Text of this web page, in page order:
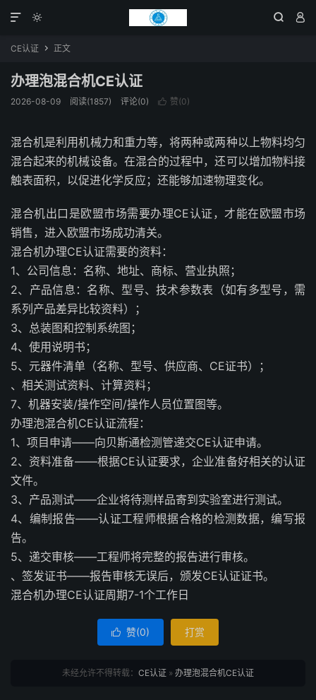
  

CE认证  正文
办理泡混合机CE认证
2026-08-09 阅读(1857) 评论(0)  赞(0)
混合机是利用机械力和重力等，将两种或两种以上物料均匀
混合起来的机械设备。在混合的过程中，还可以增加物料接
触表面积，以促进化学反应；还能够加速物理变化。
混合机出口是欧盟市场需要办理CE认证，才能在欧盟市场
销售，进入欧盟市场成功清关。
混合机办理CE认证需要的资料：
1、公司信息：名称、地址、商标、营业执照；
2、产品信息：名称、型号、技术参数表（如有多型号，需
系列产品差异比较资料）；
3、总装图和控制系统图；
4、使用说明书；
5、元器件清单（名称、型号、供应商、CE证书）；
、相关测试资料、计算资料；
7、机器安装/操作空间/操作人员位置图等。
办理泡混合机CE认证流程：
1、项目申请——向贝斯通检测管递交CE认证申请。
2、资料准备——根据CE认证要求，企业准备好相关的认证
文件。
3、产品测试——企业将待测样品寄到实验室进行测试。
4、编制报告——认证工程师根据合格的检测数据，编写报
告。
5、递交审核——工程师将完整的报告进行审核。
、签发证书——报告审核无误后，颁发CE认证证书。
混合机办理CE认证周期7-1个工作日
 赞(0) 打赏
未经允许不得转载： CE认证 » 办理泡混合机CE认证